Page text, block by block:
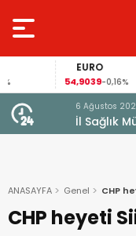
EURO
54,9039 -0,16%
6 Ağustos 2026 -
İl Sağlık
Kurtalan
ANASAYFA Genel CHP
CHP heyeti